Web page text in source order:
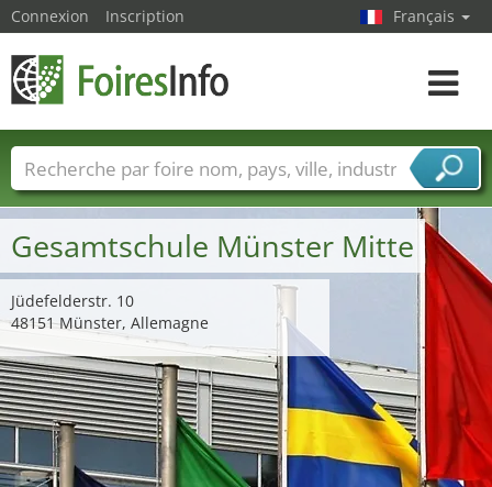
Gesamtschule Münster Mitte
Jüdefelderstr. 10
48151 Münster, Allemagne
Connexion Inscription Français
Toggle
Foire noms Pays Villes
Secteurs de foire
Secteurs du fournisseur de services